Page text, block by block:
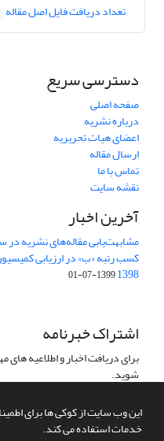
این وب سایت از کوکی ها برای
خدمات استفاده می کند.
تعداد دریافت فایل اصل مقاله
دسترسی سریع
صفحه اصلی
درباره نشریه
اعضای هیات تحریریه
ارسال مقاله
تماس با ما
نقشه سایت
آخرین اخبار
مشابهت‌یابی مقاله‌های نشریه در
کسب رتبه «ب» در ارزیابی
1398
1399-07-01
اشتراک خبرنامه
برای دریافت اخبار و اطلاعیه
شوید.